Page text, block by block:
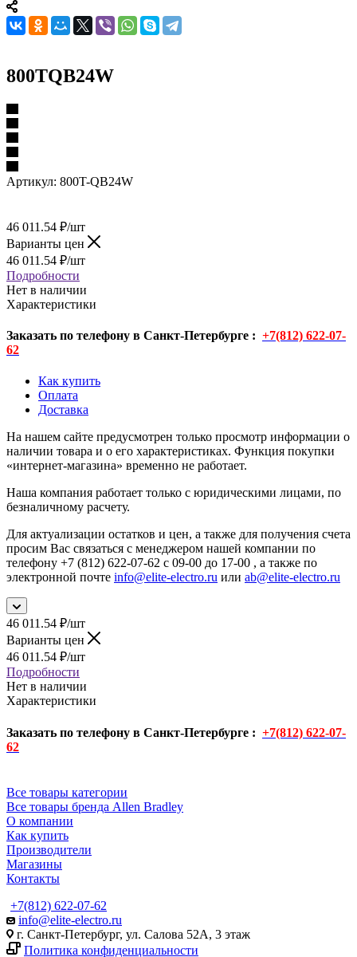
800TQB24W
Артикул: 800T-QB24W
46 011.54 ₽/шт
Варианты цен
46 011.54 ₽/шт
Подробности
Нет в наличии
Характеристики
Заказать по телефону в Санкт-Петербурге : +7(812) 622-07-
62
Как купить
Оплата
Доставка
На нашем сайте предусмотрен только просмотр информации о
наличии товара и о его характеристиках. Функция покупки
«интернет-магазина» временно не работает.
Наша компания работает только с юридическими лицами, по
безналичному расчету.
Для актуализации остатков и цен, а также для получения счета
просим Вас связаться с менеджером нашей компании по
телефону +7 (812) 622-07-62 с 09-00 до 17-00 , а также по
электронной почте info@elite-electro.ru или ab@elite-electro.ru
46 011.54 ₽/шт
Варианты цен
46 011.54 ₽/шт
Подробности
Нет в наличии
Характеристики
Заказать по телефону в Санкт-Петербурге : +7(812) 622-07-
62
Все товары категории
Все товары бренда Allen Bradley
О компании
Как купить
Производители
Магазины
Контакты
+7(812) 622-07-62
info@elite-electro.ru
г. Санкт-Петербург, ул. Салова 52А, 3 этаж
Политика конфиденциальности